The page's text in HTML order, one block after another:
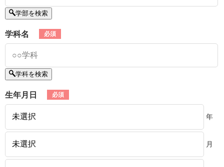
学部を検索
学科名
学科を検索
生年月日
年
月